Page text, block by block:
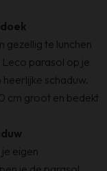
gezellig te lunchen
parasol op je
schaduw.
cm groot en bedekt
eigen